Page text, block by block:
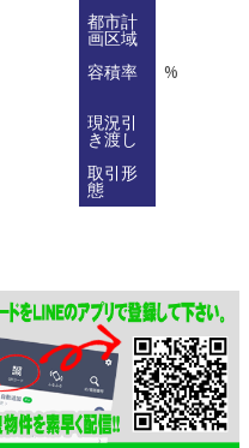
都市計
画区域
容積率 %
現況引
き渡し
取引形
態